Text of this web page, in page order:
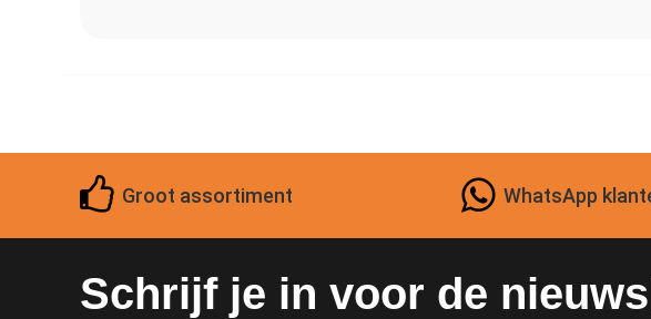
Groot assortiment WhatsApp
Schrijf je in voor de